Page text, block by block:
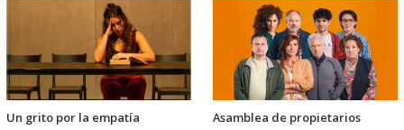
Un grito por la empatía Asamblea de propietarios